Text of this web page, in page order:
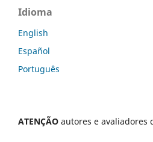
Idioma
English
Español
Português
ATENÇÃO autores e avaliadores